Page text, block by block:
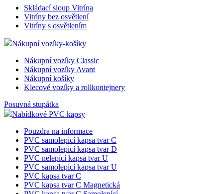
Mincovníky-Tácy
Plastové mincovníky
Skleněné mincovníky
Produktové Vitríny
Skládací sloup Vitrína
Vitríny bez osvětlení
Vitríny s osvětlením
Nákupní vozíky-košíky
Nákupní vozíky Classic
Nákupní vozíky Avant
Nákupní košíky
Klecové vozíky a rollkontejnery
Posuvná stupátka
Nabídkové PVC kapsy